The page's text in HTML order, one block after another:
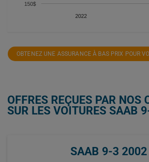
2022
150$
OBTENEZ UNE ASSURANCE À BAS PRIX POUR
OFFRES REÇUES PAR NOS
SUR LES VOITURES SAAB
SAAB 9-3 2002